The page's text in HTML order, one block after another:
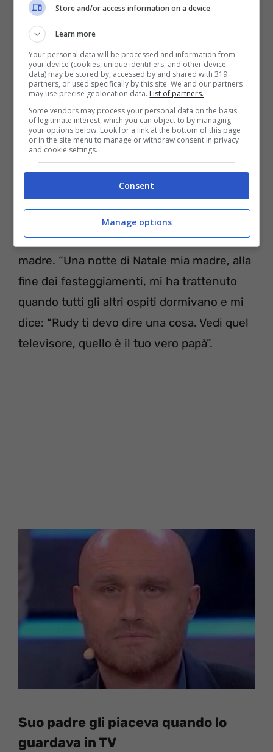
Costanzo Showe, sentendosi a suo agio,
non ha avuto alcun problema a parlare della
sua vita privata e di fare importanti
rivelazioni. Ma quella che ha scioccato un
po’ tutti, compreso il conduttore, è stata
quella relativa allo stop della sua relazione
conMaria Soledad Temporini. Tuttavia c’è
anche da dire che
trascorso molto particolare, ha infatti
scoperto solo a 30 anni di età chi fosse il
suo vero padre biologico, il conduttore TV
Davide Mengacci. Glielo ha rivelato sua
madre. “Una notte di Natale mia madre, alla
fine dei festeggiamenti, mi ha trattenuto
quando tutti gli altri ospiti dormivano e mi
dice: “Rudy ti devo dire una cosa. Vedi quel
televisore, quello è il tuo vero papà”.
Suo padre gli piaceva quando lo
guardava in TV
Store and/or access information on a device
Learn more
Your personal data will be processed and information from
your device (cookies, unique identifiers, and other device
data) may be stored by, accessed by and shared with 319
partners, or used specifically by this site. We and our partners
may use precise geolocation data. List of partners.
Some vendors may process your personal data on the basis
of legitimate interest, which you can object to by managing
your options below. Look for a link at the bottom of this page
or in the site menu to manage or withdraw consent in privacy
and cookie settings.
Consent
Manage options